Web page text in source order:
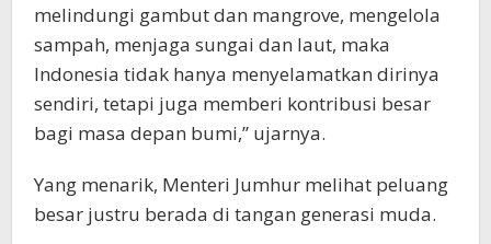
melindungi gambut dan mangrove, mengelola
sampah, menjaga sungai dan laut, maka
Indonesia tidak hanya menyelamatkan dirinya
sendiri, tetapi juga memberi kontribusi besar
bagi masa depan bumi,” ujarnya.
Yang menarik, Menteri Jumhur melihat peluang
besar justru berada di tangan generasi muda.